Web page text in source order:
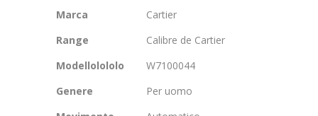
Marca
Cartier
Range
Calibre de Cartier
Modellolololo
W7100044
Genere
Per uomo